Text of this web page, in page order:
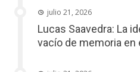
julio 21, 2026
Lucas Saavedra: La
vacío de memoria